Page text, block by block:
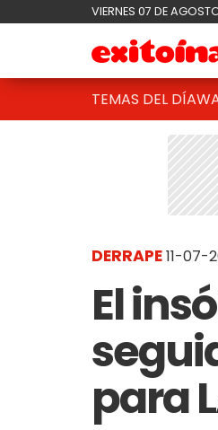
VIERNES 07 DE
TEMAS DEL DÍA
DERRAPE11-07-
El
para